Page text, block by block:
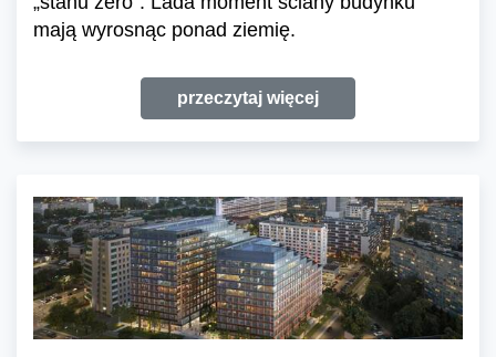
mają wyrosnąc ponad ziemię.
przeczytaj więcej